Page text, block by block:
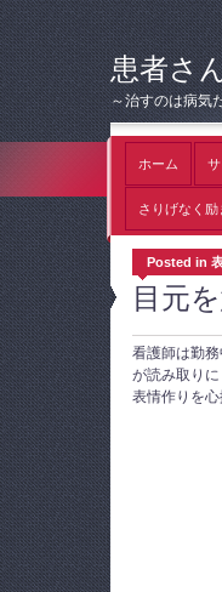
患者さ
～治すのは病気
ホーム
さりげなく励
Posted in
目元
看護師は勤
が読み取り
表情作りを